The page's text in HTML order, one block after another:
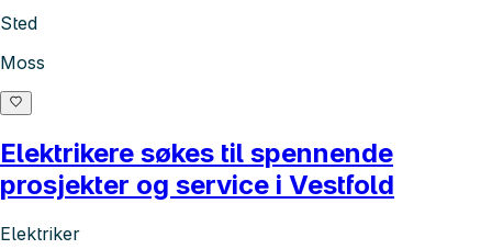
Sted
Moss
Elektrikere søkes til spennende
prosjekter og service i Vestfold
Elektriker